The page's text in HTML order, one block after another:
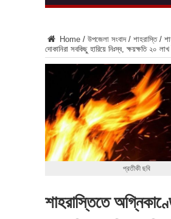
Home / উপজেলা সংবাদ / শাহরাস্তি /
দোকানিরা সবকিছু হারিয়ে নিঃস্ব, ক্ষয়ক্ষতি ২০ লাখ
প্রতীকী ছবি
শাহরাস্তিতে